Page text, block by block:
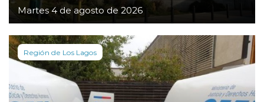
Martes 4 de agosto de 2026
Región de Los Lagos